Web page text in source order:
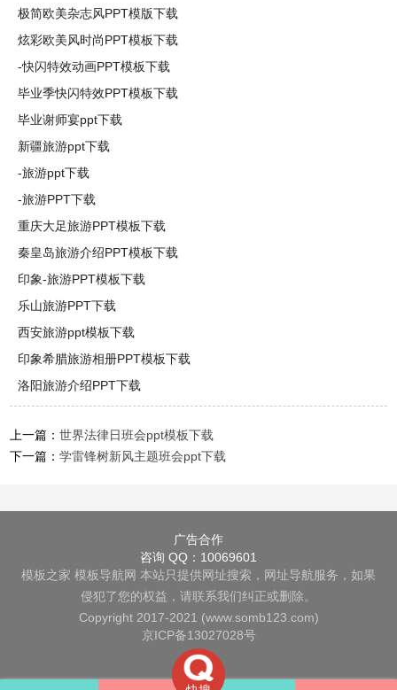
极简欧美杂志风PPT模版下载
炫彩欧美风时尚PPT模板下载
-快闪特效动画PPT模板下载
毕业季快闪特效PPT模板下载
毕业谢师宴ppt下载
新疆旅游ppt下载
-旅游ppt下载
-旅游PPT下载
重庆大足旅游PPT模板下载
秦皇岛旅游介绍PPT模板下载
印象-旅游PPT模板下载
乐山旅游PPT下载
西安旅游ppt模板下载
印象希腊旅游相册PPT模板下载
洛阳旅游介绍PPT下载
上一篇：世界法律日班会ppt模板下载
下一篇：学雷锋树新风主题班会ppt下载
广告合作
咨询 QQ：10069601
模板之家 模板导航网 本站只提供网址搜索，网址导航服务，如果
侵犯了您的权益，请联系我们纠正或删除。
Copyright 2017-2021 (www.somb123.com)
京ICP备13027028号